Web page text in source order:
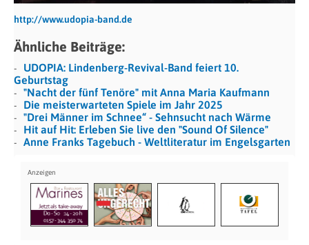
http://www.udopia-band.de
Ähnliche Beiträge:
UDOPIA: Lindenberg-Revival-Band feiert 10.
Geburtstag
"Nacht der fünf Tenöre" mit Anna Maria Kaufmann
Die meisterwarteten Spiele im Jahr 2025
"Drei Männer im Schnee“ - Sehnsucht nach Wärme
Hit auf Hit: Erleben Sie live den "Sound Of Silence"
Anne Franks Tagebuch - Weltliteratur im Engelsgarten